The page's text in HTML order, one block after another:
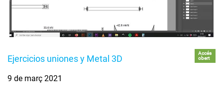
Ejercicios uniones y Metal 3D
Accés
obert
9 de març 2021